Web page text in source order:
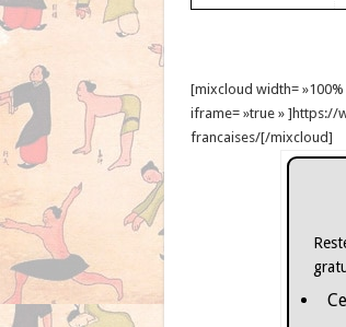
[mixcloud width= »100%
iframe= »true » ]https://
francaises/[/mixcloud]